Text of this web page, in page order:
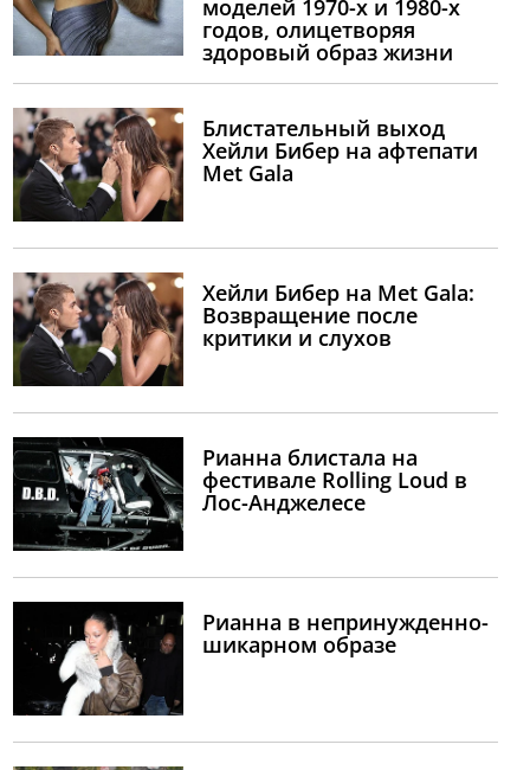
моделей 1970-х и 1980-х
годов, олицетворяя
здоровый образ жизни
Блистательный выход
Хейли Бибер на афтепати
Met Gala
Хейли Бибер на Met Gala:
Возвращение после
критики и слухов
Рианна блистала на
фестивале Rolling Loud в
Лос-Анджелесе
Рианна в непринужденно-
шикарном образе